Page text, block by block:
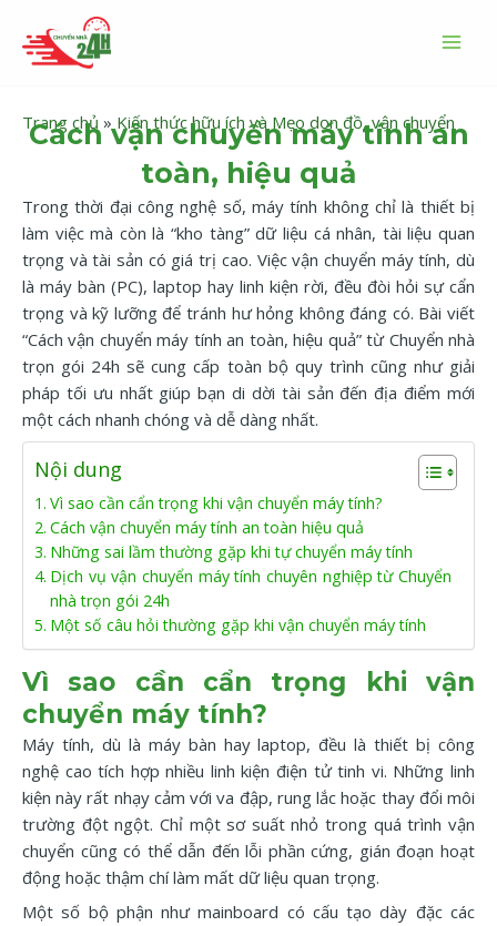
Trang chủ » Kiến thức hữu ích và Mẹo dọn đồ, vận chuyển
Cách vận chuyển máy tính an
toàn, hiệu quả
Trong thời đại công nghệ số, máy tính không chỉ là thiết bị
làm việc mà còn là “kho tàng” dữ liệu cá nhân, tài liệu quan
trọng và tài sản có giá trị cao. Việc vận chuyển máy tính, dù
là máy bàn (PC), laptop hay linh kiện rời, đều đòi hỏi sự cẩn
trọng và kỹ lưỡng để tránh hư hỏng không đáng có. Bài viết
“Cách vận chuyển máy tính an toàn, hiệu quả” từ Chuyển nhà
trọn gói 24h sẽ cung cấp toàn bộ quy trình cũng như giải
pháp tối ưu nhất giúp bạn di dời tài sản đến địa điểm mới
một cách nhanh chóng và dễ dàng nhất.
Nội dung
Vì sao cần cẩn trọng khi vận chuyển máy tính?
Cách vận chuyển máy tính an toàn hiệu quả
Những sai lầm thường gặp khi tự chuyển máy tính
Dịch vụ vận chuyển máy tính chuyên nghiệp từ Chuyển
nhà trọn gói 24h
Một số câu hỏi thường gặp khi vận chuyển máy tính
Vì sao cần cẩn trọng khi vận
chuyển máy tính?
Máy tính, dù là máy bàn hay laptop, đều là thiết bị công
nghệ cao tích hợp nhiều linh kiện điện tử tinh vi. Những linh
kiện này rất nhạy cảm với va đập, rung lắc hoặc thay đổi môi
trường đột ngột. Chỉ một sơ suất nhỏ trong quá trình vận
chuyển cũng có thể dẫn đến lỗi phần cứng, gián đoạn hoạt
động hoặc thậm chí làm mất dữ liệu quan trọng.
Một số bộ phận như mainboard có cấu tạo dày đặc các